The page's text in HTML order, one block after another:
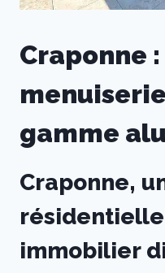
Craponne
gamme
Craponne,
immobilier